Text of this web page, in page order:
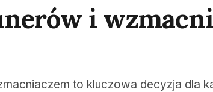
i
to kluczowa decyzja dla